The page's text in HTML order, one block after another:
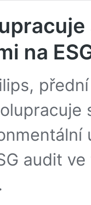
na
audit